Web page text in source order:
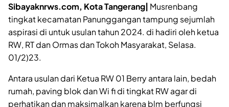
Sibayaknrws.com, Kota Tangerang| Musrenbang
tingkat kecamatan Panunggangan tampung sejumlah
aspirasi di untuk usulan tahun 2024. di hadiri oleh ketua
RW, RT dan Ormas dan Tokoh Masyarakat, Selasa.
01/2)23.
Antara usulan dari Ketua RW 01 Berry antara lain, bedah
rumah, paving blok dan Wi fi di tingkat RW agar di
perhatikan dan maksimalkan karena blm berfungsi